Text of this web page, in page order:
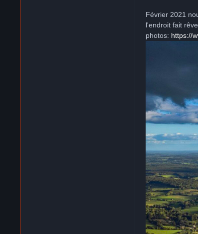
Février 2021
l'endroit fait
photos: https://